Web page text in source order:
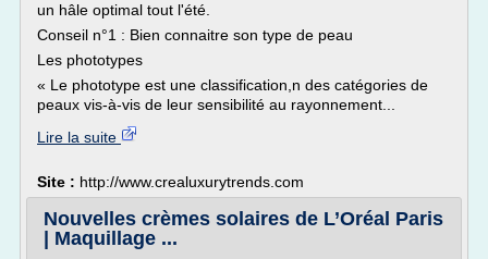
un hâle optimal tout l'été.
Conseil n°1 : Bien connaitre son type de peau
Les phototypes
« Le phototype est une classification,n des catégories de
peaux vis-à-vis de leur sensibilité au rayonnement...
Lire la suite
Site : http://www.crealuxurytrends.com
Nouvelles crèmes solaires de L’Oréal Paris
| Maquillage ...